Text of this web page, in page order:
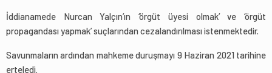
İddianamede Nurcan Yalçın’ın ‘örgüt üyesi olmak’ ve ‘örgüt
propagandası yapmak’ suçlarından cezalandırılması istenmektedir.
Savunmaların ardından mahkeme duruşmayı 9 Haziran 2021 tarihine
erteledi.